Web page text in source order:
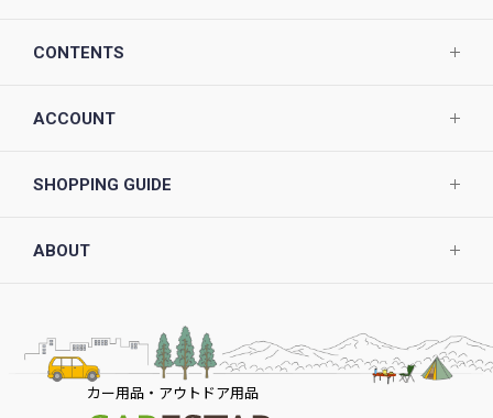
CONTENTS
ACCOUNT
SHOPPING GUIDE
ABOUT
カー用品・アウトドア用品